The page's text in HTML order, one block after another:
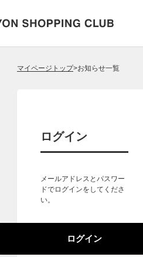
マイページトップ お知らせ一覧
ログイン
メールアドレスとパスワー
ドでログインをしてくださ
い。
ログイン